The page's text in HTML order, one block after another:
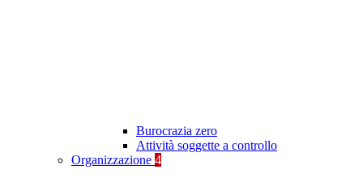
Burocrazia zero
Attività soggette a controllo
Organizzazione 4